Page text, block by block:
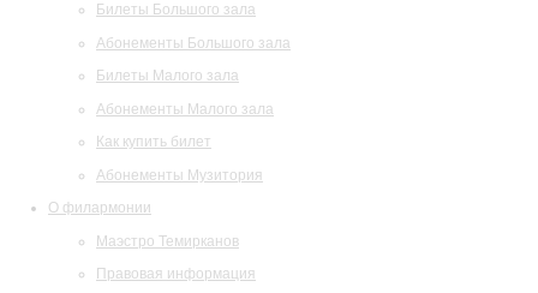
Билеты Большого зала
Абонементы Большого зала
Билеты Малого зала
Абонементы Малого зала
Как купить билет
Абонементы Музитория
О филармонии
Маэстро Темирканов
Правовая информация